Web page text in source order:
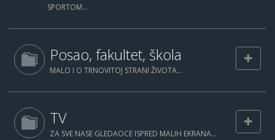
SPORTOM...
Posao, fakultet, škola
MALO I O TRNOVITOJ STRANI ŽIVOTA...
TV
ZA SVE NASE GLEDAOCE ISPRED MALIH EKRANA...